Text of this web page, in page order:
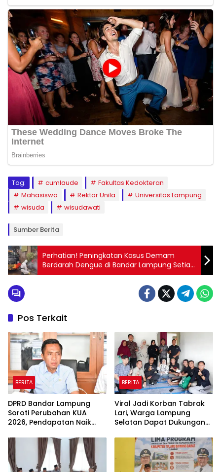
Tag: cumlaude
Fakultas Kedokteran
Mahasiswa
Rektor Unila
Universitas Lampung
wisuda
wisudawati
Sumber Berita
Perhatian! Peningkatan Kasus Demam
Berdarah Dengue di Bandar Lampung Setiap
Bulan
Pos Terkait
BERITA
DPRD Bandar Lampung
Soroti Perubahan KUA
2026, Pendapatan Naik
Dipangkas
BERITA
Viral Jadi Korban Tabrak
Lari, Warga Lampung
Selatan Dapat Dukungan
Influencer